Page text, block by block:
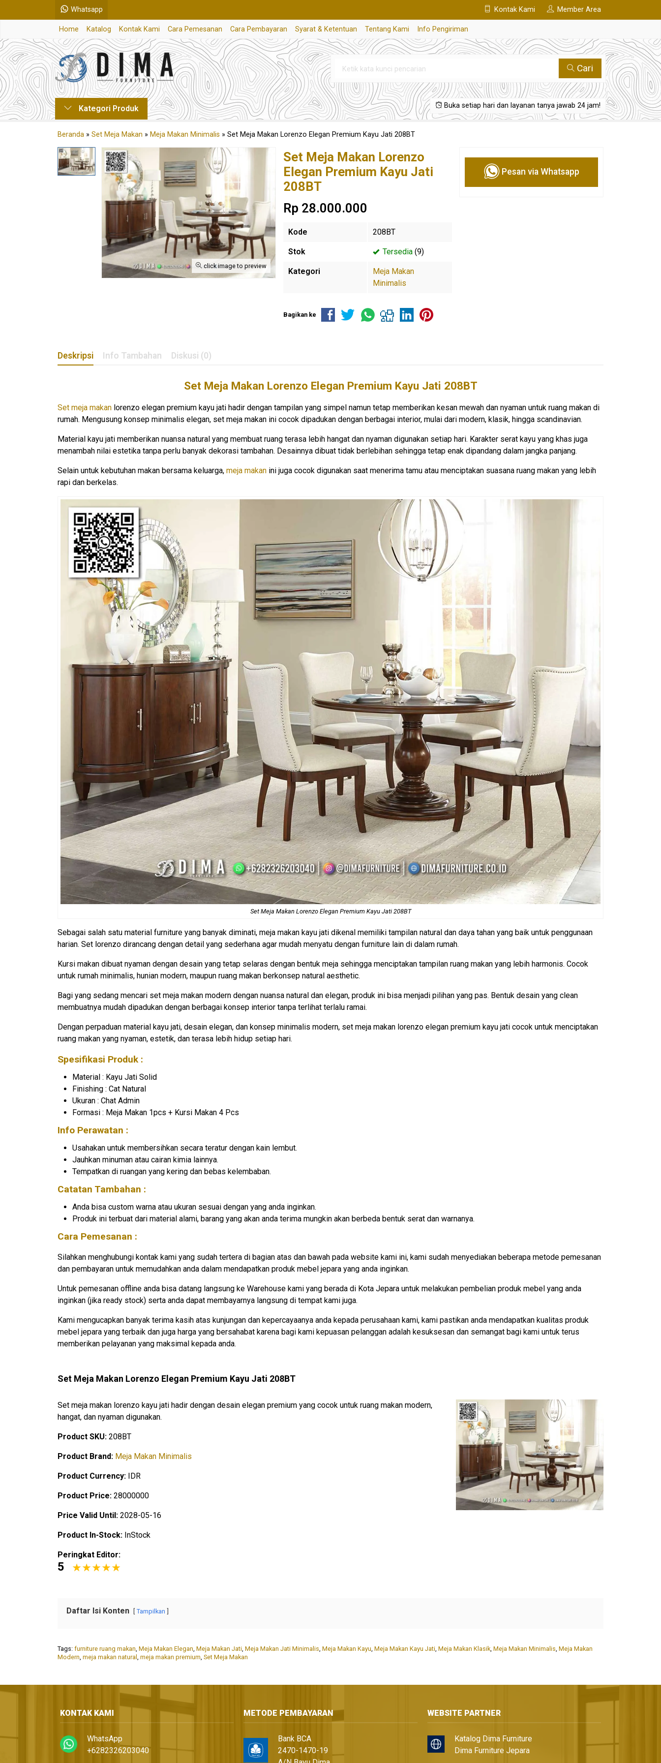
Whatsapp Kontak Kami Member Area
Home Katalog Kontak Kami Cara Pemesanan Cara Pembayaran Syarat & Ketentuan Tentang Kami Info Pengiriman
Cari
Kategori Produk Buka setiap hari dan layanan tanya jawab 24 jam!
Beranda » Set Meja Makan » Meja Makan Minimalis » Set Meja Makan Lorenzo Elegan Premium Kayu Jati 208BT
click image to preview
Set Meja Makan Lorenzo
Elegan Premium Kayu Jati
208BT
Rp 28.000.000
Kode 208BT
Stok Tersedia (9)
Kategori
Meja Makan
Minimalis
Pesan via Whatsapp
Bagikan ke
Deskripsi Info Tambahan Diskusi (0)
Set Meja Makan Lorenzo Elegan Premium Kayu Jati 208BT
Set meja makan lorenzo elegan premium kayu jati hadir dengan tampilan yang simpel namun tetap memberikan kesan mewah dan nyaman untuk ruang makan di
rumah. Mengusung konsep minimalis elegan, set meja makan ini cocok dipadukan dengan berbagai interior, mulai dari modern, klasik, hingga scandinavian.
Material kayu jati memberikan nuansa natural yang membuat ruang terasa lebih hangat dan nyaman digunakan setiap hari. Karakter serat kayu yang khas juga
menambah nilai estetika tanpa perlu banyak dekorasi tambahan. Desainnya dibuat tidak berlebihan sehingga tetap enak dipandang dalam jangka panjang.
Selain untuk kebutuhan makan bersama keluarga, meja makan ini juga cocok digunakan saat menerima tamu atau menciptakan suasana ruang makan yang lebih
rapi dan berkelas.
Set Meja Makan Lorenzo Elegan Premium Kayu Jati 208BT
Sebagai salah satu material furniture yang banyak diminati, meja makan kayu jati dikenal memiliki tampilan natural dan daya tahan yang baik untuk penggunaan
harian. Set lorenzo dirancang dengan detail yang sederhana agar mudah menyatu dengan furniture lain di dalam rumah.
Kursi makan dibuat nyaman dengan desain yang tetap selaras dengan bentuk meja sehingga menciptakan tampilan ruang makan yang lebih harmonis. Cocok
untuk rumah minimalis, hunian modern, maupun ruang makan berkonsep natural aesthetic.
Bagi yang sedang mencari set meja makan modern dengan nuansa natural dan elegan, produk ini bisa menjadi pilihan yang pas. Bentuk desain yang clean
membuatnya mudah dipadukan dengan berbagai konsep interior tanpa terlihat terlalu ramai.
Dengan perpaduan material kayu jati, desain elegan, dan konsep minimalis modern, set meja makan lorenzo elegan premium kayu jati cocok untuk menciptakan
ruang makan yang nyaman, estetik, dan terasa lebih hidup setiap hari.
Spesifikasi Produk :
Material : Kayu Jati Solid
Finishing : Cat Natural
Ukuran : Chat Admin
Formasi : Meja Makan 1pcs + Kursi Makan 4 Pcs
Info Perawatan :
Usahakan untuk membersihkan secara teratur dengan kain lembut.
Jauhkan minuman atau cairan kimia lainnya.
Tempatkan di ruangan yang kering dan bebas kelembaban.
Catatan Tambahan :
Anda bisa custom warna atau ukuran sesuai dengan yang anda inginkan.
Produk ini terbuat dari material alami, barang yang akan anda terima mungkin akan berbeda bentuk serat dan warnanya.
Cara Pemesanan :
Silahkan menghubungi kontak kami yang sudah tertera di bagian atas dan bawah pada website kami ini, kami sudah menyediakan beberapa metode pemesanan
dan pembayaran untuk memudahkan anda dalam mendapatkan produk mebel jepara yang anda inginkan.
Untuk pemesanan offline anda bisa datang langsung ke Warehouse kami yang berada di Kota Jepara untuk melakukan pembelian produk mebel yang anda
inginkan (jika ready stock) serta anda dapat membayarnya langsung di tempat kami juga.
Kami mengucapkan banyak terima kasih atas kunjungan dan kepercayaanya anda kepada perusahaan kami, kami pastikan anda mendapatkan kualitas produk
mebel jepara yang terbaik dan juga harga yang bersahabat karena bagi kami kepuasan pelanggan adalah kesuksesan dan semangat bagi kami untuk terus
memberikan pelayanan yang maksimal kepada anda.
Set Meja Makan Lorenzo Elegan Premium Kayu Jati 208BT
Set meja makan lorenzo kayu jati hadir dengan desain elegan premium yang cocok untuk ruang makan modern,
hangat, dan nyaman digunakan.
Product SKU: 208BT
Product Brand: Meja Makan Minimalis
Product Currency: IDR
Product Price: 28000000
Price Valid Until: 2028-05-16
Product In-Stock: InStock
Peringkat Editor:
5
Daftar Isi Konten Tampilkan
Tags: furniture ruang makan, Meja Makan Elegan, Meja Makan Jati, Meja Makan Jati Minimalis, Meja Makan Kayu, Meja Makan Kayu Jati, Meja Makan Klasik, Meja Makan Minimalis, Meja Makan
Modern, meja makan natural , meja makan premium, Set Meja Makan
KONTAK KAMI
WhatsApp
+6282326203040
METODE PEMBAYARAN
Bank BCA
2470-1470-19
WEBSITE PARTNER
Katalog Dima Furniture
Dima Furniture Jepara